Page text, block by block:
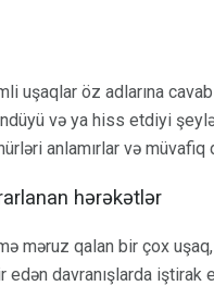
uşaqlar öz adlarına
və ya hiss etdiyi
anlamırlar və müvafiq
hərəkətlər
məruz qalan bir çox
edən davranışlarda iştirak